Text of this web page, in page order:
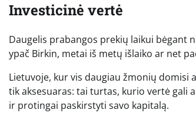
Investicinė vertė
Daugelis prabangos prekių laikui bėgant
ypač Birkin, metai iš metų išlaiko ar net
Lietuvoje, kur vis daugiau žmonių domisi
tik aksesuaras: tai turtas, kurio vertė gali
ir protingai paskirstyti savo kapitalą.